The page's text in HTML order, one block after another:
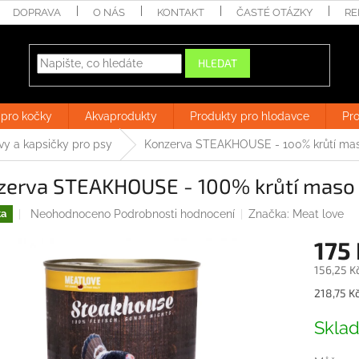
DOPRAVA O NÁS KONTAKT ČASTÉ OTÁZKY
HLEDAT
kočky Akvaprodukty Produkty pro hlodavce
a kapsičky pro psy Konzerva STEAKHOUSE - 100% krůtí
STEAKHOUSE - 100% krůtí
Průměrné
0,0
hvězdiček.
Neohodnoceno Podrobnosti hodnocení Značka: Meat love
175
156,25
Měrná
218,75